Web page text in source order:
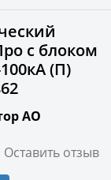
с блоком
(П)
АО
Оставить отзыв